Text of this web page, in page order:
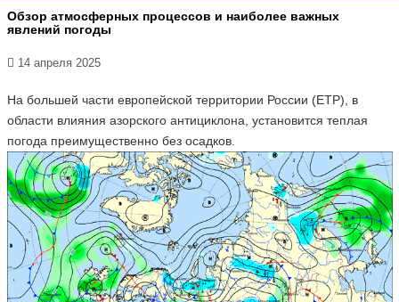
Обзор атмосферных процессов и наиболее важных
явлений погоды
14 апреля 2025
На большей части европейской территории России (ЕТР), в
области влияния азорского антициклона, установится теплая
погода преимущественно без осадков.